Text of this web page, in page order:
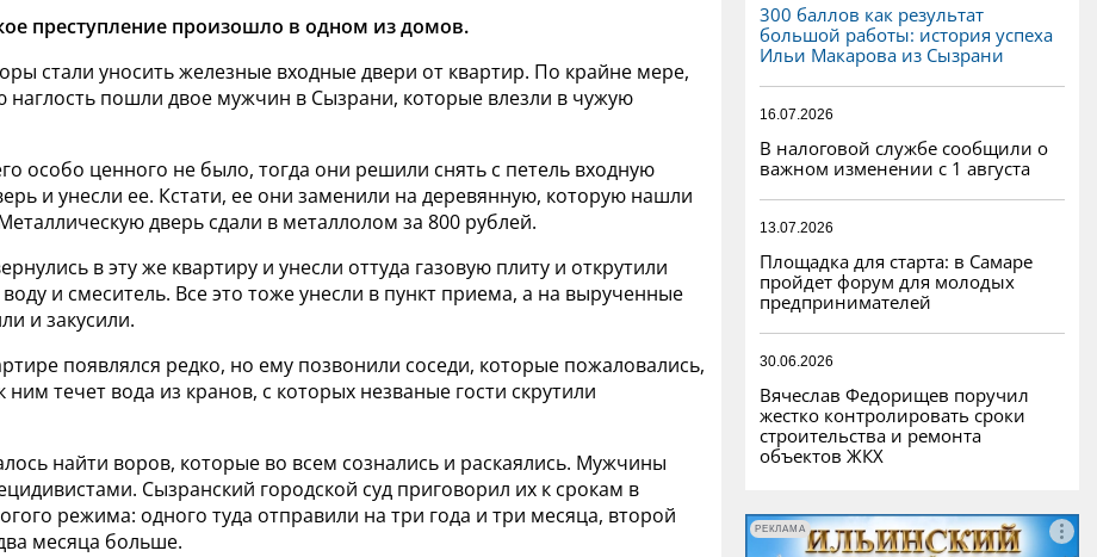
преступление произошло в одном из домов.
стали уносить железные входные двери от квартир. По крайне мере,
наглость пошли двое мужчин в Сызрани, которые влезли в чужую
особо ценного не было, тогда они решили снять с петель входную
и унесли ее. Кстати, ее они заменили на деревянную, которую нашли
дверь сдали в металлолом за 800 рублей.
в эту же квартиру и унесли оттуда газовую плиту и открутили
и смеситель. Все это тоже унесли в пункт приема, а на вырученные
и закусили.
появлялся редко, но ему позвонили соседи, которые пожаловались,
ним течет вода из кранов, с которых незваные гости скрутили
найти воров, которые во всем сознались и раскаялись. Мужчины
Сызранский городской суд приговорил их к срокам в
режима: одного туда отправили на три года и три месяца, второй
месяца больше.
300 баллов как результат
большой работы: история успеха
Ильи Макарова из Сызрани
16.07.2026
В налоговой службе сообщили о
важном изменении с 1 августа
13.07.2026
Площадка для старта: в Самаре
пройдет форум для молодых
предпринимателей
30.06.2026
Вячеслав Федорищев поручил
жестко контролировать сроки
строительства и ремонта
объектов ЖКХ
РЕКЛАМА